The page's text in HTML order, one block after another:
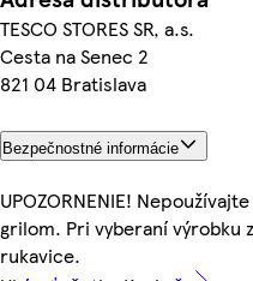
TESCO STORES SR, a.s.
Cesta na Senec 2
821 04 Bratislava
Bezpečnostné informácie
UPOZORNENIE!
grilom. Pri vyberaní výrobku
rukavice.